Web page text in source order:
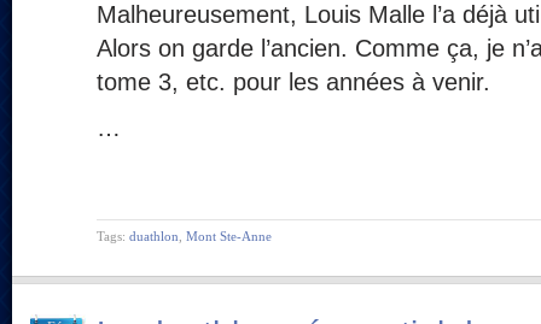
Malheureusement, Louis Malle l’a déjà
Alors on garde l’ancien. Comme ça, je
tome 3, etc. pour les années à venir.
…
Tags: duathlon Mont Ste-Anne